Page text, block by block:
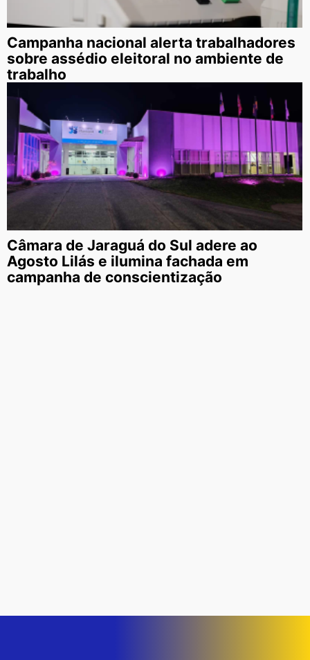
Campanha nacional alerta trabalhadores
sobre assédio eleitoral no ambiente de
trabalho
Câmara de Jaraguá do Sul adere ao
Agosto Lilás e ilumina fachada em
campanha de conscientização